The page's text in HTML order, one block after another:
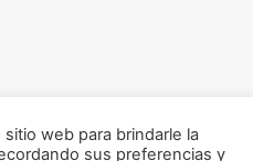
web para brindarle la
sus preferencias y